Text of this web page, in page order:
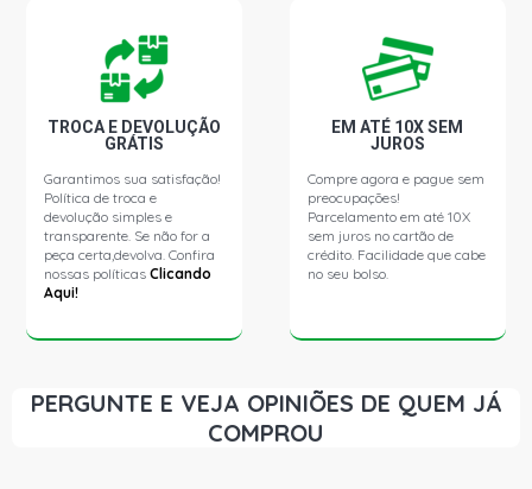
S10 STD PICKUP 2.2 8V EFI GASOLINA (1995 - 2000)
S10 EFI LUXE PICKUP 2.2 8V GASOLINA (1995 - 2000)
S10 LUXE PICKUP 2.2 8V GASOLINA (1995 - 2000)
S10 STD PICKUP 2.2 8V MPFI GASOLINA (1995 - 2000)
S10 RODEIO PICKUP 2.4 8V C24NE GASOLINA (2001 -
S10 STD PICKUP 2.4 8V C24NE GASOLINA (2001 - 2004)
TROCA E DEVOLUÇÃO
GRÁTIS
Garantimos sua satisfação!
Política de troca e
devolução simples e
transparente. Se não for a
peça certa,devolva. Confira
nossas políticasClicando
Aqui!
EM ATÉ 10X SEM
JUROS
Compre agora e pague sem
preocupações!
Parcelamento em até 10X
sem juros no cartão de
crédito. Facilidade que cabe
no seu bolso.
PERGUNTE E VEJA OPINIÕES DE QUEM JÁ
COMPROU